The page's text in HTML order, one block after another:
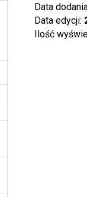
Data
Data edycji:
Ilość